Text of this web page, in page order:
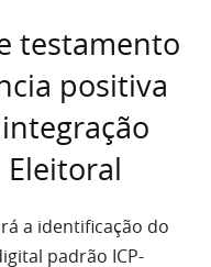
testamento
positiva
a identificação do
padrão ICP-